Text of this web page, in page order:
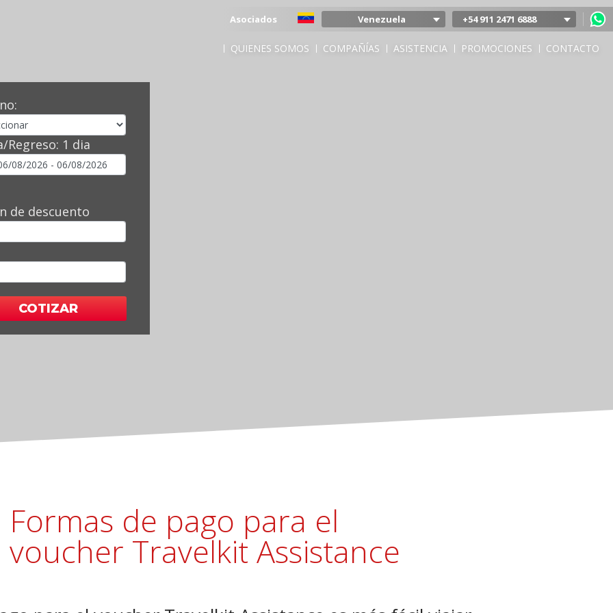
QUIENES SOMOS COMPAÑÍAS ASISTENCIA PROMOCIONES CONTACTO
+54 911 2471 6888
Venezuela
Colombia
Asociados
Regreso: 1 dia
de descuento
COTIZAR
Formas de pago para el
voucher Travelkit Assistance